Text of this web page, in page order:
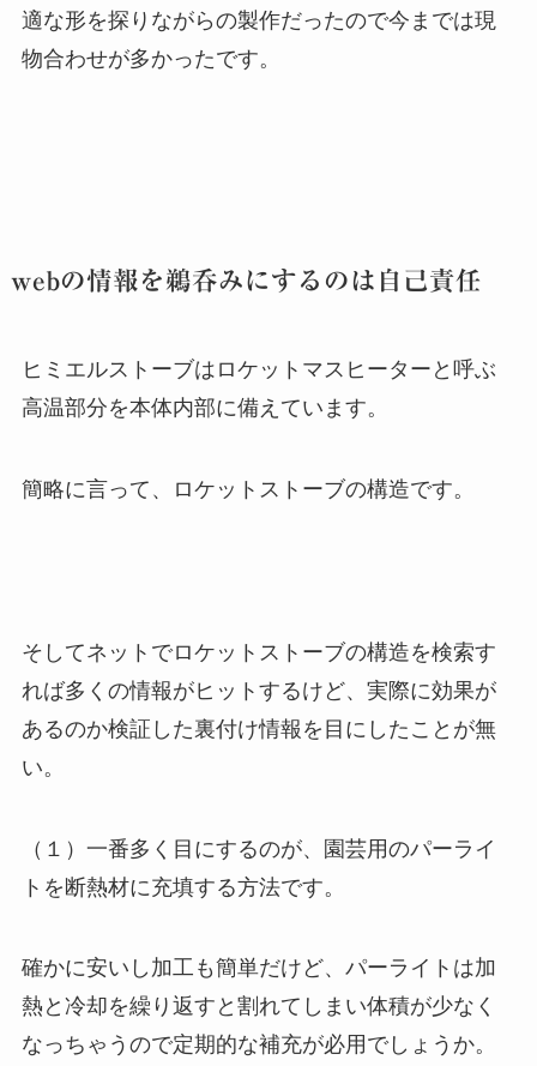
適な形を探りながらの製作だったので今までは現
物合わせが多かったです。
webの情報を鵜呑みにするのは自己責任
ヒミエルストーブはロケットマスヒーターと呼ぶ
高温部分を本体内部に備えています。
簡略に言って、ロケットストーブの構造です。
そしてネットでロケットストーブの構造を検索す
れば多くの情報がヒットするけど、実際に効果が
あるのか検証した裏付け情報を目にしたことが無
い。
（１）一番多く目にするのが、園芸用のパーライ
トを断熱材に充填する方法です。
確かに安いし加工も簡単だけど、パーライトは加
熱と冷却を繰り返すと割れてしまい体積が少なく
なっちゃうので定期的な補充が必用でしょうか。